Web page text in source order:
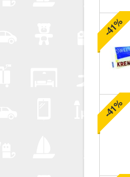
-41%
-41%